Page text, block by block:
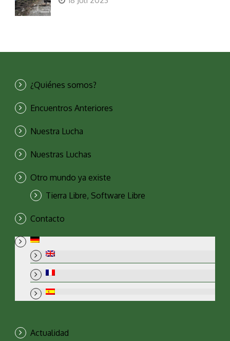
¿Quiénes somos?
Encuentros Anteriores
Nuestra Lucha
Nuestras Luchas
Otro mundo ya existe
Tierra Libre, Software Libre
Contacto
Actualidad